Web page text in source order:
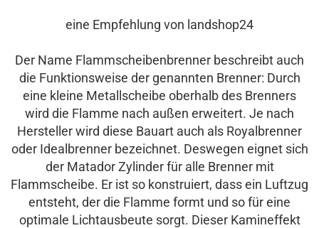
eine Empfehlung von landshop24
Der Name Flammscheibenbrenner beschreibt auch
die Funktionsweise der genannten Brenner: Durch
eine kleine Metallscheibe oberhalb des Brenners
wird die Flamme nach außen erweitert. Je nach
Hersteller wird diese Bauart auch als Royalbrenner
oder Idealbrenner bezeichnet. Deswegen eignet sich
der Matador Zylinder für alle Brenner mit
Flammscheibe. Er ist so konstruiert, dass ein Luftzug
entsteht, der die Flamme formt und so für eine
optimale Lichtausbeute sorgt. Dieser Kamineffekt